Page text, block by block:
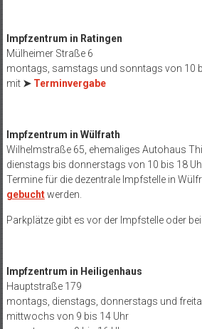
Impfzentrum in Ratingen
Mülheimer Straße 6
montags, samstags und sonntags von 10
mit ➤ Terminvergabe
Impfzentrum in Wülfrath
Wilhelmstraße 65, ehemaliges Autohaus
dienstags bis donnerstags von 10 bis 18
Termine für die dezentrale Impfstelle in
gebuchtwerden.
Parkplätze gibt es vor der Impfstelle oder
Impfzentrum in Heiligenhaus
Hauptstraße 179
montags, dienstags, donnerstags und
mittwochs von 9 bis 14 Uhr